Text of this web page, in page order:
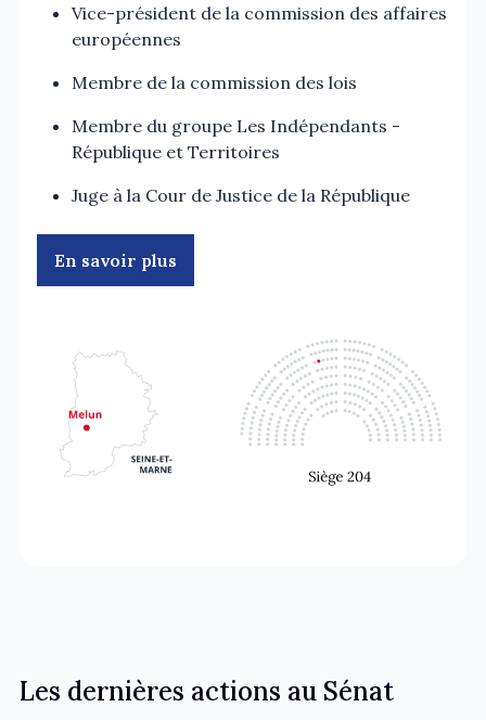
Vice-président de la commission des affaires
européennes
Membre de la commission des lois
Membre du groupe Les Indépendants -
République et Territoires
Juge à la Cour de Justice de la République
En savoir plus
Les dernières actions au Sénat